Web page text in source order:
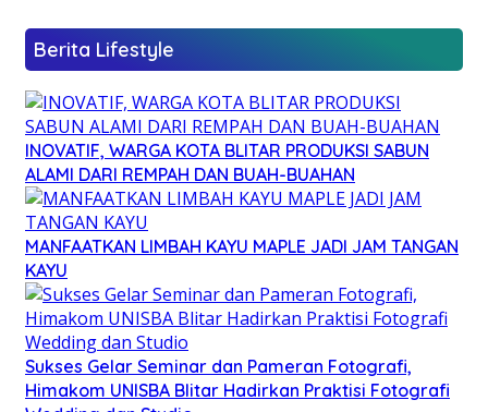
Berita Lifestyle
INOVATIF, WARGA KOTA BLITAR PRODUKSI SABUN
ALAMI DARI REMPAH DAN BUAH-BUAHAN
MANFAATKAN LIMBAH KAYU MAPLE JADI JAM TANGAN
KAYU
Sukses Gelar Seminar dan Pameran Fotografi,
Himakom UNISBA Blitar Hadirkan Praktisi Fotografi